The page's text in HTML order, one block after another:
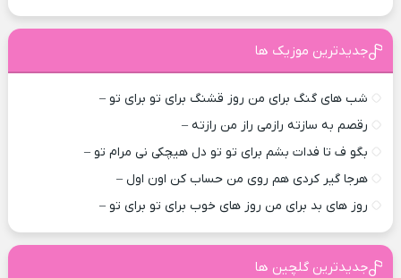
جدیدترین موزیک ها
شب های گنگ برای من روز قشنگ برای تو برای تو –
رقصم به سازته رازمی راز من رازته –
بگو ف تا فدات بشم برای تو تو دل هیچکی نی مرام تو –
هرجا گیر کردی هم روی من حساب کن اون اول –
روز های بد برای من روز های خوب برای تو برای تو –
جدیدترین گلچین ها